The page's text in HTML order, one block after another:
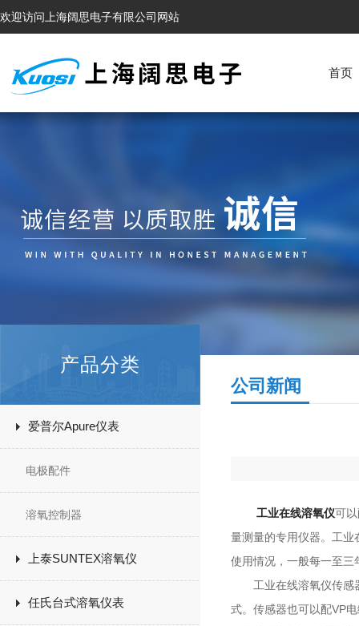
欢迎访问上海阔思电子有限公司网站
首页
产品分类
爱普尔Apure仪表
电极配件
溶氧控制器
上泰SUNTEX溶氧仪
任氏台式溶氧仪表
公司新闻
工业在线溶氧仪可
量测量的专用仪器。工
使用情况，一般每一至
工业在线溶氧仪传感器
式。传感器也可以配VP